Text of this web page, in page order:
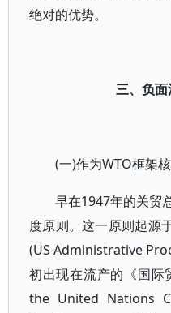
绝对的优势。
三、负
(一)作为WTO框架
早在1947年的关贸
度原则。这一原则起源
(US Administrative
初出现在流产的《国
the United Nations